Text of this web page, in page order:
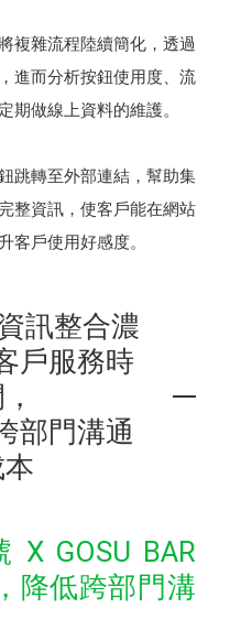
複雜流程陸續簡化，透過
進而分析按鈕使用度、流
期做線上資料的維護。
跳轉至外部連結，幫助集
整資訊，使客戶能在網站
客戶使用好感度。
訊整合濃
戶服務時
部門溝通
X GOSU BAR
降低跨部門溝